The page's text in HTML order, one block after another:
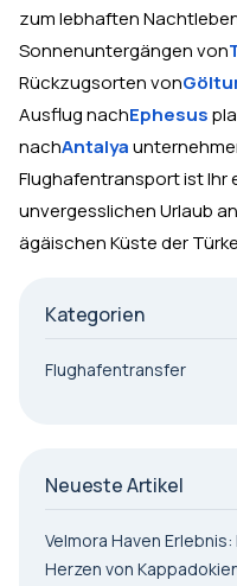
zum lebhaften
Sonnenuntergängen von
Rückzugsorten von
Ausflug nachEphesus
nachAntalya
Flughafentransport ist Ihr
unvergesslichen Urlaub
ägäischen Küste der
Kategorien
Flughafentransfer
Neueste Artikel
Velmora Haven
Herzen von